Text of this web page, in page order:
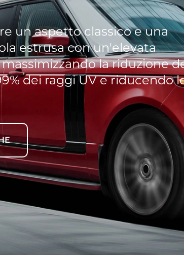
un aspetto classico e una
estrusa con un'elevata
la riduzione
dei raggi UV e riducendo